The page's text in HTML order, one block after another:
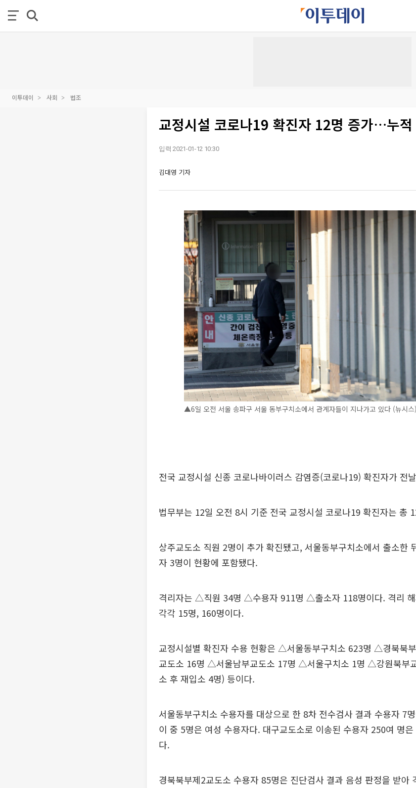
이투데이 사회 법조
교정시설 코로나19 확진자 12명 증가…누
입력 2021-01-12 10:30
김대영 기자
▲6일 오전 서울 송파구 서울 동부구치소에서 관계자들이 지나가고 있다 (뉴시스)
전국 교정시설 신종 코로나바이러스 감염증(코로나19) 확진자가 전
법무부는 12일 오전 8시 기준 전국 교정시설 코로나19 확진자는 총
상주교도소 직원 2명이 추가 확진됐고, 서울동부구치소에서 출소한
자 3명이 현황에 포함됐다.
격리자는 △직원 34명 △수용자 911명 △출소자 118명이다. 격리 해
각각 15명, 160명이다.
교정시설별 확진자 수용 현황은 △서울동부구치소 623명 △경북북
교도소 16명 △서울남부교도소 17명 △서울구치소 1명 △강원북부
소 후 재입소 4명) 등이다.
서울동부구치소 수용자를 대상으로 한 8차 전수검사 결과 수용자 7
이 중 5명은 여성 수용자다. 대구교도소로 이송된 수용자 250여 명
다.
경북북부제2교도소 수용자 85명은 진단검사 결과 음성 판정을 받아